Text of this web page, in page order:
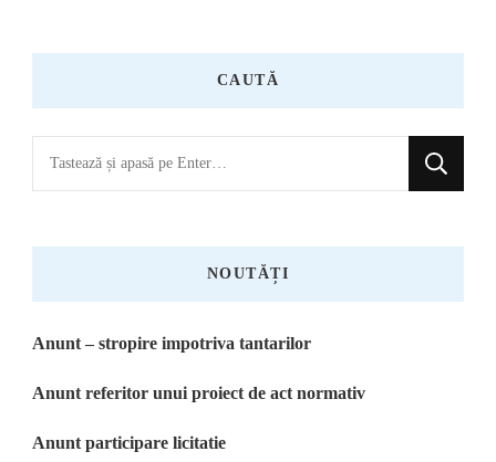
CAUTĂ
ceva?
NOUTĂȚI
Anunt – stropire impotriva tantarilor
Anunt referitor unui proiect de act normativ
Anunt participare licitatie